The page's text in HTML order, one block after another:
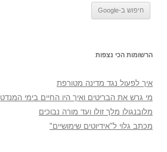
הרשומות הכי נצפות
איך לפעול נגד מדינה מטורפת
מי גרש את הבריטים ואיך היו החיים בימי המנדט
מלובנגולו מלך זולו ועד מורה נבוכים
מכתב גלוי ל"אידיוטים שימושיים"